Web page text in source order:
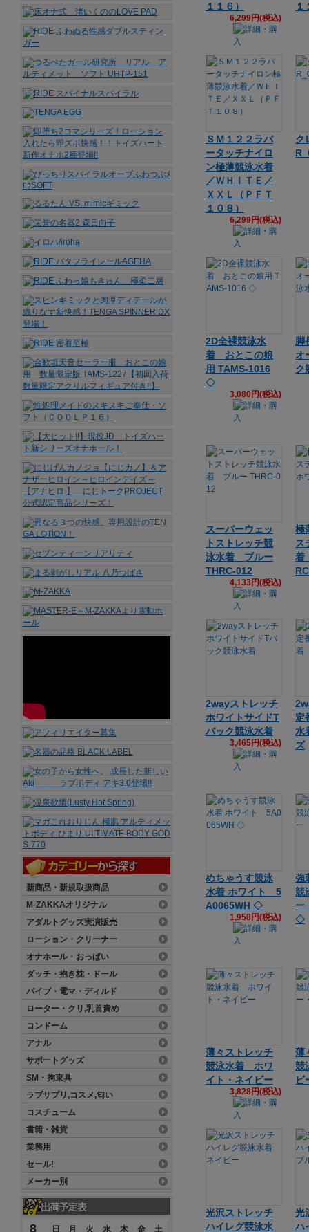
１１６）
6,299円(税込)
１
ＳＭ１２２ラバ
ータッチナイロ
ン極薄競泳水着
／ＷＨＩＴＥ／
ＸＸＬ（ＰＦＴ
１０８）
6,299円(税込)
ク
2D全裸競泳水
着 おとこの娘
用 TAMS-1016
◇
3,080円(税込)
脚
オ
ク
スーパーウェッ
トストレッチ競
泳水着 ブルー
THRC-012
4,133円(税込)
極
ス
着
2wayストレッチ
ホワイトサイドT
バック競泳水着
3,465円(税込)
定
水
ズ
めちゃうす競泳
水着 ホワイト 5
A0065WH ◇
1,958円(税込)
強
競
ー
◇
薄々ストレッチ
競泳水着 ホワ
イト・ネイビー
3,828円(税込)
薄
競
ビ
光沢ストレッチ
ハイレグ競泳水
光
ハ
新商品・新規取扱商品
M-ZAKKAオリジナル
アダルトグッズ実演販売
ローション・クリーナー
オナホール・おっぱい
ダッチ・抱き枕・ドール
バイブ・電マ・ディルド
ローター・クリ,乳首責め
コンドーム
アナル
サポートグッズ
SM・拘束具
ラブサプリ,コスメ,匂い
コスチューム
書籍・雑貨
業務用
セール!
メーカー別
8 日 月 火 水 木 金 土